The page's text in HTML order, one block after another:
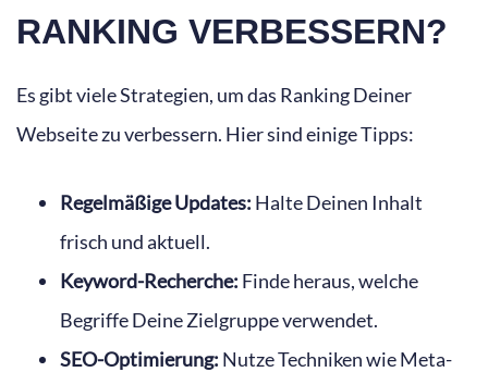
RANKING VERBESSERN?
Es gibt viele Strategien, um das Ranking Deiner
Webseite zu verbessern. Hier sind einige Tipps:
Regelmäßige Updates: Halte Deinen Inhalt
frisch und aktuell.
Keyword-Recherche: Finde heraus, welche
Begriffe Deine Zielgruppe verwendet.
SEO-Optimierung: Nutze Techniken wie Meta-